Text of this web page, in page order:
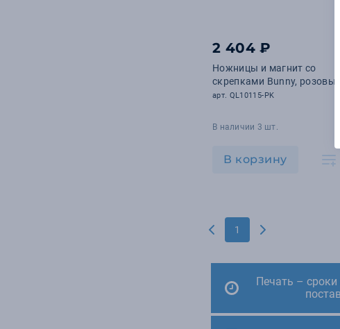
2 404 ₽
Ножницы и магнит со
скрепками Bunny, розовые
арт. QL10115-PK
В наличии 3 шт.
В корзину
1
Печать – сроки